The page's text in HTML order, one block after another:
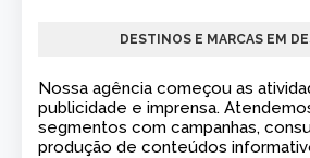
DESTINOS E MARCAS EM
Nossa agência começou as
publicidade e imprensa.
segmentos com campanhas,
produção de conteúdos